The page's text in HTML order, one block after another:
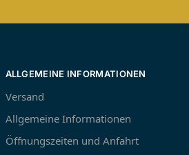
ALLGEMEINE INFORMATIONEN
Versand
Allgemeine Informationen
Öffnungszeiten und Anfahrt